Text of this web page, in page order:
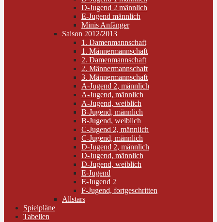
D-Jugend 2 männlich
E-Jugend männlich
Minis Anfänger
Saison 2012/2013
1. Damenmannschaft
1. Männermannschaft
2. Damenmannschaft
2. Männermannschaft
3. Männermannschaft
A-Jugend 2, männlich
A-Jugend, männlich
A-Jugend, weiblich
B-Jugend, männlich
B-Jugend, weiblich
C-Jugend 2, männlich
C-Jugend, männlich
D-Jugend 2, männlich
D-Jugend, männlich
D-Jugend, weiblich
E-Jugend
E-Jugend 2
F-Jugend, fortgeschritten
Allstars
Spielpläne
Tabellen